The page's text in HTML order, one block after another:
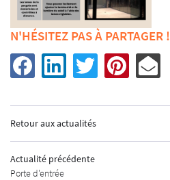
- ALARME
INDUSTRIELLES
PRODUITS
& GARDE-CORPS
N'HÉSITEZ PAS À PARTAGER !
Retour aux actualités
Actualité précédente
Porte d'entrée